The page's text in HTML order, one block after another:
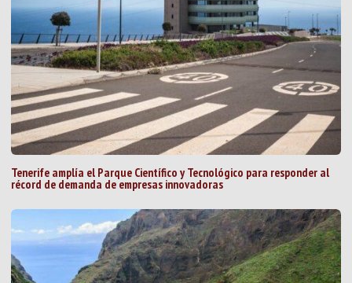
Tenerife amplía el Parque Científico y Tecnológico para responder al
récord de demanda de empresas innovadoras